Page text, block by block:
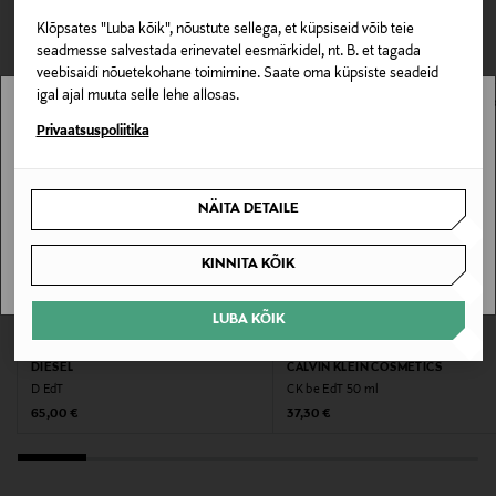
Klõpsates "Luba kõik", nõustute sellega, et küpsiseid võib teie
seadmesse salvestada erinevatel eesmärkidel, nt. B. et tagada
veebisaidi nõuetekohane toimimine. Saate oma küpsiste seadeid
igal ajal muuta selle lehe allosas.
Privaatsuspoliitika
NÄITA DETAILE
KINNITA KÕIK
LUBA KÕIK
Tualettvesi
Kategooria
Lõhn meestele
HISPAANIA
Tootja
Sirowa Finland Ltd Oy
Tootja aadress
avamata originaalpakendis.
VAATASID KA
DIESEL
D EdT
Original Price
65,00 €
CALVIN KLEIN COSMETICS
CK be EdT 50 ml
Original Price
37,30 €
Stockmann pole Sinu riigis saadaval.
SAAN ARU